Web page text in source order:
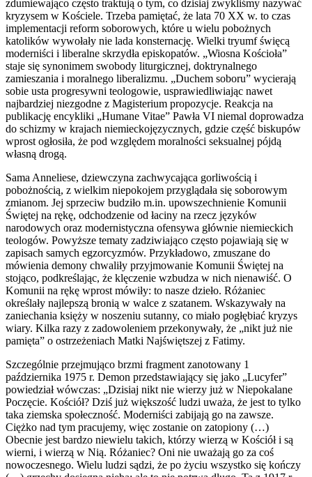
zdumiewająco często traktują o tym, co dzisiaj zwykliśmy nazywać
kryzysem w Kościele. Trzeba pamiętać, że lata 70 XX w. to czas
implementacji reform soborowych, które u wielu pobożnych
katolików wywołały nie lada konsternację. Wielki tryumf święcą
moderniści i liberalne skrzydła episkopatów. „Wiosna Kościoła”
staje się synonimem swobody liturgicznej, doktrynalnego
zamieszania i moralnego liberalizmu. „Duchem soboru” wycierają
sobie usta progresywni teologowie, usprawiedliwiając nawet
najbardziej niezgodne z Magisterium propozycje. Reakcja na
publikację encykliki „Humane Vitae” Pawła VI niemal doprowadza
do schizmy w krajach niemieckojęzycznych, gdzie część biskupów
wprost ogłosiła, że pod względem moralności seksualnej pójdą
własną drogą.
Sama Anneliese, dziewczyna zachwycająca gorliwością i
pobożnością, z wielkim niepokojem przyglądała się soborowym
zmianom. Jej sprzeciw budziło m.in. upowszechnienie Komunii
Świętej na rękę, odchodzenie od łaciny na rzecz języków
narodowych oraz modernistyczna ofensywa głównie niemieckich
teologów. Powyższe tematy zadziwiająco często pojawiają się w
zapisach samych egzorcyzmów. Przykładowo, zmuszane do
mówienia demony chwaliły przyjmowanie Komunii Świętej na
stojąco, podkreślając, że klęczenie wzbudza w nich nienawiść. O
Komunii na rękę wprost mówiły: to nasze dzieło. Różaniec
określały najlepszą bronią w walce z szatanem. Wskazywały na
zaniechania księży w noszeniu sutanny, co miało pogłębiać kryzys
wiary. Kilka razy z zadowoleniem przekonywały, że „nikt już nie
pamięta” o ostrzeżeniach Matki Najświętszej z Fatimy.
Szczególnie przejmująco brzmi fragment zanotowany 1
października 1975 r. Demon przedstawiający się jako „Lucyfer”
powiedział wówczas: „Dzisiaj nikt nie wierzy już w Niepokalane
Poczęcie. Kościół? Dziś już większość ludzi uważa, że jest to tylko
taka ziemska społeczność. Moderniści zabijają go na zawsze.
Ciężko nad tym pracujemy, więc zostanie on zatopiony (…)
Obecnie jest bardzo niewielu takich, którzy wierzą w Kościół i są
wierni, i wierzą w Nią. Różaniec? Oni nie uważają go za coś
nowoczesnego. Wielu ludzi sądzi, że po życiu wszystko się kończy